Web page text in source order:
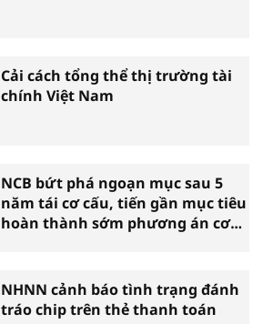
Cải cách tổng thể thị trường tài
chính Việt Nam
NCB bứt phá ngoạn mục sau 5
năm tái cơ cấu, tiến gần mục tiêu
hoàn thành sớm phương án cơ
NHNN cảnh báo tình trạng đánh
tráo chip trên thẻ thanh toán